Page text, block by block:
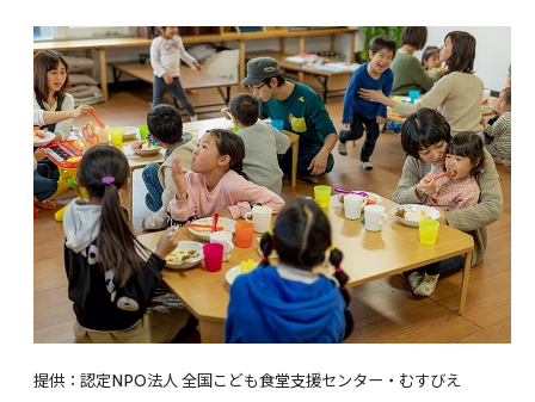
提供：認定NPO法人 全国こども食堂支援センター・むすびえ